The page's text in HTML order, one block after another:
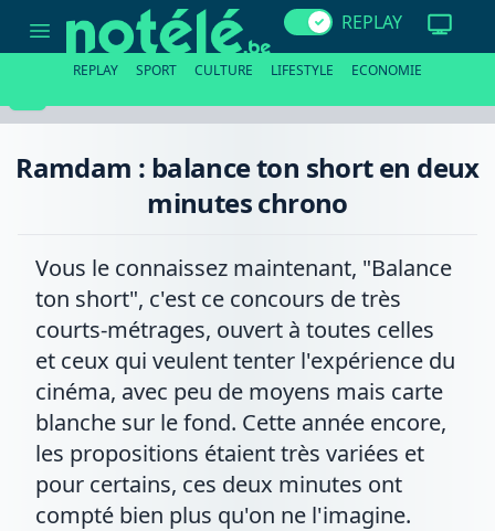
balance
deux
REPLAY
REPLAY SPORT CULTURE LIFESTYLE ECONOMIE
Ramdam : balance ton short en deux
minutes chrono
Vous le connaissez maintenant, "Balance
ton short", c'est ce concours de très
courts-métrages, ouvert à toutes celles
et ceux qui veulent tenter l'expérience du
cinéma, avec peu de moyens mais carte
blanche sur le fond. Cette année encore,
les propositions étaient très variées et
pour certains, ces deux minutes ont
compté bien plus qu'on ne l'imagine.